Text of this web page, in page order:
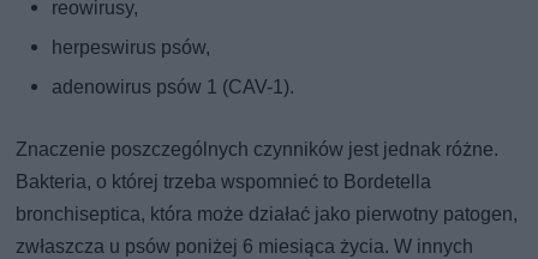
reowirusy,
herpeswirus psów,
adenowirus psów 1 (CAV-1).
Znaczenie poszczególnych czynników jest jednak różne.
Bakteria, o której trzeba wspomnieć to Bordetella
bronchiseptica, która może działać jako pierwotny patogen,
zwłaszcza u psów poniżej 6 miesiąca życia. W innych